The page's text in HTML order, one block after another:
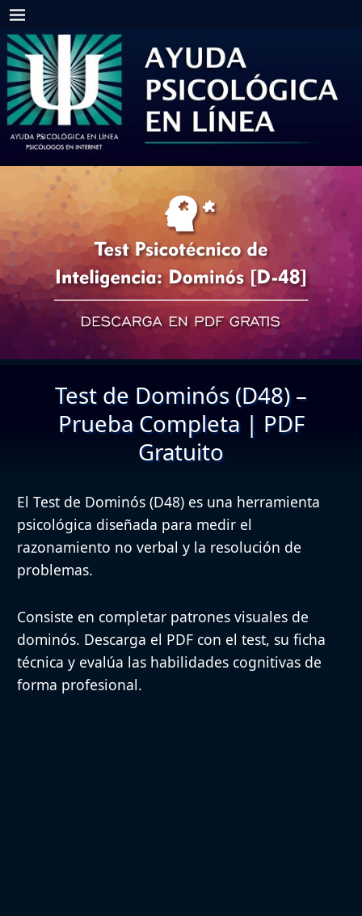
Test de Dominós (D48) –
Prueba Completa | PDF
Gratuito
El Test de Dominós (D48) es una herramienta
psicológica diseñada para medir el
razonamiento no verbal y la resolución de
problemas.
Consiste en completar patrones visuales de
dominós. Descarga el PDF con el test, su ficha
técnica y evalúa las habilidades cognitivas de
forma profesional.